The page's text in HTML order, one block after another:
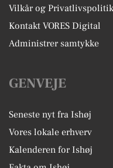
Vilkår og Privatlivspolitik
Kontakt VORES Digital
Administrer samtykke
GENVEJE
Seneste nyt fra Ishøj
Vores lokale erhverv
Kalenderen for Ishøj